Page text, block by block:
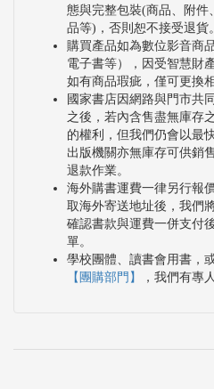
態與完整包裝(商品、附件
品等)，否則恕不接受退貨。
購買產品如為數位影音商
電子書等），因受智慧財
如有商品瑕疵，僅可更換
國家書店因網路與門市共
之後，若內含售盡無庫存
的權利，但我們仍會以最
出版機關亦無庫存可供銷
退款作業。
海外購書運費一律另行報
取海外寄送地址後，我們
確認書款與運費一併支付
單。
學校團體、讀書會用書，
【團購部門】
，我們有專